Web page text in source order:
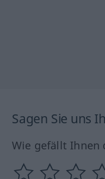
Sagen Sie uns
Wie gefällt Ihnen